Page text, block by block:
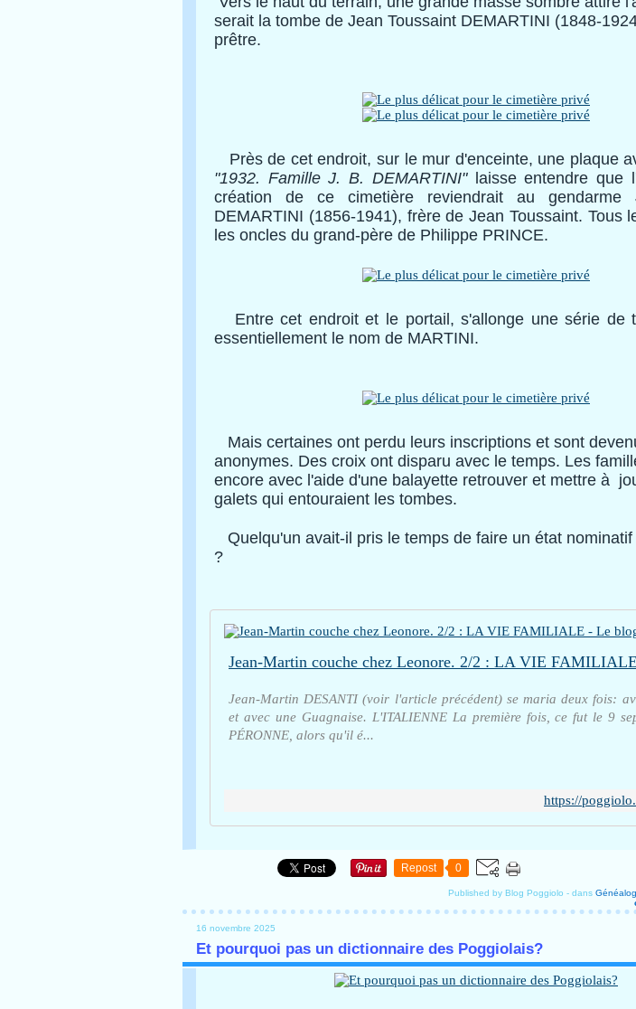
serait la tombe de Jean Toussaint DEMARTINI (1848-
prêtre.
Près de cet endroit, sur le mur d'enceinte, une plaque
"1932. Famille J. B. DEMARTINI"laisse entendre que
création de ce cimetière reviendrait au gendarme
DEMARTINI (1856-1941), frère de Jean Toussaint. Tous
les oncles du grand-père de Philippe PRINCE.
Entre cet endroit et le portail, s'allonge une série de
essentiellement le nom de MARTINI.
Mais certaines ont perdu leurs inscriptions et sont
anonymes. Des croix ont disparu avec le temps. Les
encore avec l'aide d'une balayette retrouver et mettre à
galets qui entouraient les tombes.
Quelqu'un avait-il pris le temps de faire un état
?
Jean-Martin DESANTI (voir l'article précédent) se maria deux fois:
et avec une Guagnaise. L'ITALIENNE La première fois, ce fut le 9
PÉRONNE, alors qu'il é...
https://
Repost 0
Published by Blog Poggiolo - dans
16 novembre 2025
Et pourquoi pas un dictionnaire des Poggiolais?